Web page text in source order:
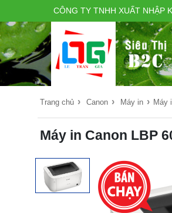
CÔNG TY TNHH XUẤT NHẬP
Trang chủ › Canon › Máy in › Máy
Máy in Canon LBP